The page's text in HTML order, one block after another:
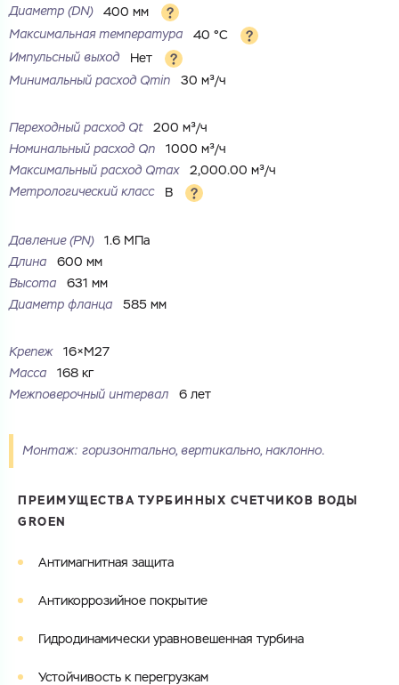
Купить как физ. лицо
Комментарий
Номер телефона
Ваш запрос
Перечислите товары, которые вас интересуют
и укажите какую информацию вы хотите по ним
получить. Мы свяжемся с вами в ближайшее время.
Номер телефона
Город
Диаметр (DN)
400 мм
Максимальная температура
40 °С
Импульсный выход
Нет
Минимальный расход Qmin
30 м³/ч
Переходный расход Qt
200 м³/ч
Номинальный расход Qn
1000 м³/ч
Максимальный расход Qmax
2,000.00 м³/ч
Метрологический класс
B
Давление (PN)
1.6 МПа
Длина
600 мм
Высота
631 мм
Диаметр фланца
585 мм
Крепеж
16×M27
Масса
168 кг
Межповерочный интервал
6 лет
Монтаж: горизонтально, вертикально, наклонно.
ПРЕИМУЩЕСТВА ТУРБИННЫХ СЧЕТЧИКОВ ВОДЫ
GROEN
Антимагнитная защита
Антикоррозийное покрытие
Гидродинамически уравновешенная турбина
Устойчивость к перегрузкам